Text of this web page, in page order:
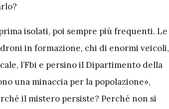
isolati, poi sempre più frequenti. Le
in formazione, chi di enormi veicoli,
l’Fbi e persino il Dipartimento della
una minaccia per la popolazione»,
il mistero persiste? Perché non si